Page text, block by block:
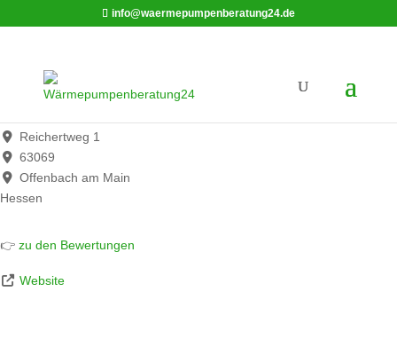
info@waermepumpenberatung24.de
REISS Kälte-Klima GmbH | Zentrale Offenbach
Werbung*
Reichertweg 1
63069
Offenbach am Main
Hessen
👉 zu den Bewertungen
Website